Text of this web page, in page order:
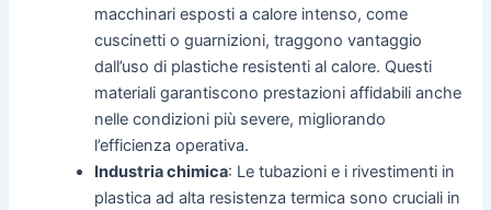
macchinari esposti a calore intenso, come
cuscinetti o guarnizioni, traggono vantaggio
dall’uso di plastiche resistenti al calore. Questi
materiali garantiscono prestazioni affidabili anche
nelle condizioni più severe, migliorando
l’efficienza operativa.
Industria chimica: Le tubazioni e i rivestimenti in
plastica ad alta resistenza termica sono cruciali in